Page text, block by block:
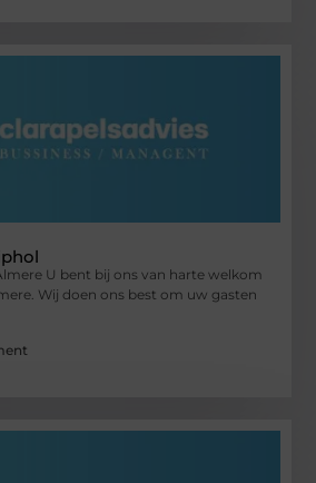
U bent bij ons van harte welkom
Wij doen ons best om uw gasten